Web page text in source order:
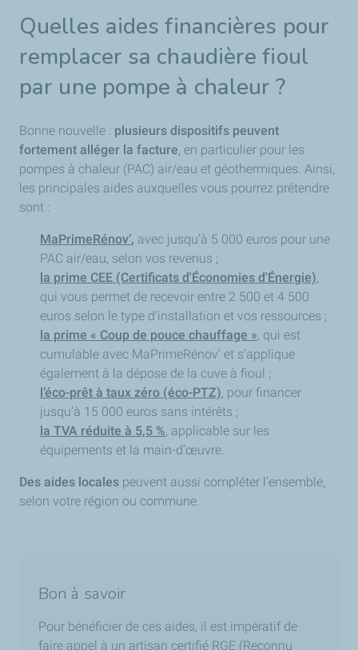
Quelles aides financières pour
remplacer sa chaudière fioul
par une pompe à chaleur ?
Bonne nouvelle : plusieurs dispositifs peuvent
fortement alléger la facture, en particulier pour les
pompes à chaleur (PAC) air/eau et géothermiques. Ainsi,
les principales aides auxquelles vous pourrez prétendre
sont :
MaPrimeRénov’, avec jusqu’à 5 000 euros pour une
PAC air/eau, selon vos revenus ;
la prime CEE (Certificats d'Économies d'Énergie),
qui vous permet de recevoir entre 2 500 et 4 500
euros selon le type d’installation et vos ressources ;
la prime « Coup de pouce chauffage », qui est
cumulable avec MaPrimeRénov’ et s’applique
également à la dépose de la cuve à fioul ;
l’éco-prêt à taux zéro (éco-PTZ), pour financer
jusqu’à 15 000 euros sans intérêts ;
la TVA réduite à 5,5 %, applicable sur les
équipements et la main-d’œuvre.
Des aides locales peuvent aussi compléter l’ensemble,
selon votre région ou commune.
Bon à savoir
Pour bénéficier de ces aides, il est impératif de
faire appel à un artisan certifié RGE (Reconnu